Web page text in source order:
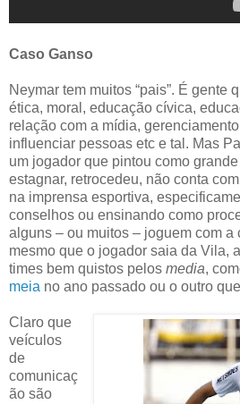
Caso Ganso
Neymar tem muitos “pais”. É gente
ética, moral, educação cívica,
relação com a mídia,
influenciar pessoas etc e tal. Mas
um jogador que pintou como
estagnar, retrocedeu, não conta
na imprensa esportiva,
conselhos ou ensinando como
alguns – ou muitos – joguem com a
mesmo que o jogador saia da Vila,
times bem quistos pelos media,
meia no ano passado ou o outro
Claro que
veículos
de
comunicaç
ão são